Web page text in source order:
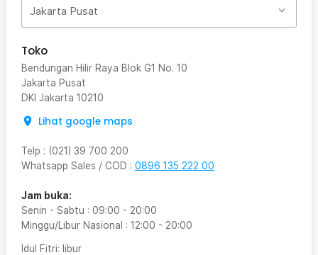
Jakarta Pusat
Toko
Bendungan Hilir Raya Blok G1 No. 10
Jakarta Pusat
DKI Jakarta 10210
Lihat google maps
Telp : (021) 39 700 200
Whatsapp Sales / COD : 0896 135 222 00
Jam buka:
Senin - Sabtu : 09:00 - 20:00
Minggu/Libur Nasional : 12:00 - 20:00
Idul Fitri: libur